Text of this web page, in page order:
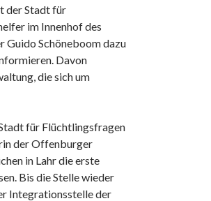
der Stadt für
im Innenhof des
Guido Schöneboom dazu
Davon
die sich um
für Flüchtlingsfragen
der Offenburger
in Lahr die erste
Bis die Stelle wieder
Integrationsstelle der